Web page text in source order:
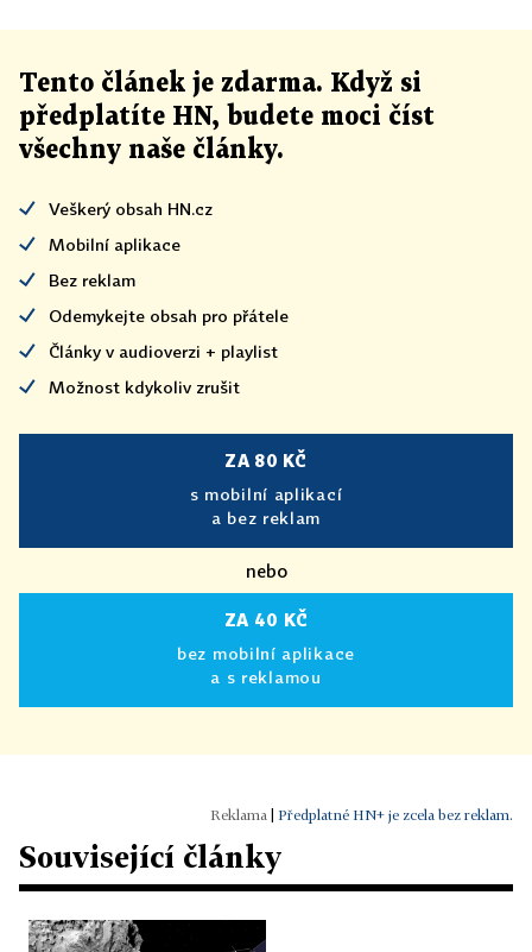
Tento článek je zdarma. Když si
předplatíte HN, budete moci číst
všechny naše články.
Veškerý obsah HN.cz
Mobilní aplikace
Bez reklam
Odemykejte obsah pro přátele
Články v audioverzi + playlist
Možnost kdykoliv zrušit
ZA 80 KČ
s mobilní aplikací
a bez reklam
nebo
ZA 40 KČ
bez mobilní aplikace
a s reklamou
Předplatné HN+ je zcela bez reklam.
Související články